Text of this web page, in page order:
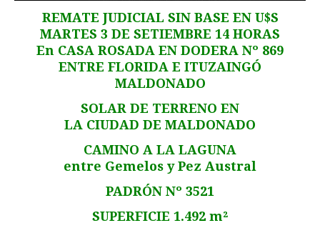
REMATE JUDICIAL SIN BASE EN U$S
MARTES 3 DE SETIEMBRE 14 HORAS
En CASA ROSADA EN DODERA Nº 869
ENTRE FLORIDA E ITUZAINGÓ
MALDONADO
SOLAR DE TERRENO EN
LA CIUDAD DE MALDONADO
CAMINO A LA LAGUNA
entre Gemelos y Pez Austral
PADRÓN Nº 3521
SUPERFICIE 1.492 m²